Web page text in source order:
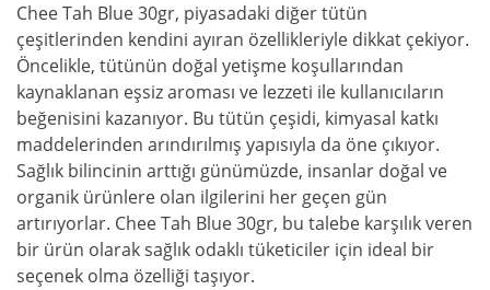
Chee Tah Blue 30gr, piyasadaki diğer tütün
çeşitlerinden kendini ayıran özellikleriyle dikkat çekiyor.
Öncelikle, tütünün doğal yetişme koşullarından
kaynaklanan eşsiz aroması ve lezzeti ile kullanıcıların
beğenisini kazanıyor. Bu tütün çeşidi, kimyasal katkı
maddelerinden arındırılmış yapısıyla da öne çıkıyor.
Sağlık bilincinin arttığı günümüzde, insanlar doğal ve
organik ürünlere olan ilgilerini her geçen gün
artırıyorlar. Chee Tah Blue 30gr, bu talebe karşılık veren
bir ürün olarak sağlık odaklı tüketiciler için ideal bir
seçenek olma özelliği taşıyor.